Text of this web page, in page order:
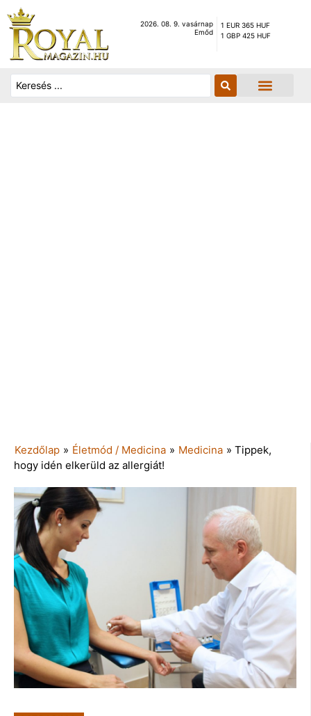
2026. 08. 9. vasárnap
Emőd
1 EUR 365 HUF
1 GBP 425 HUF
Kezdőlap » Életmód / Medicina » Medicina » Tippek,
hogy idén elkerüld az allergiát!